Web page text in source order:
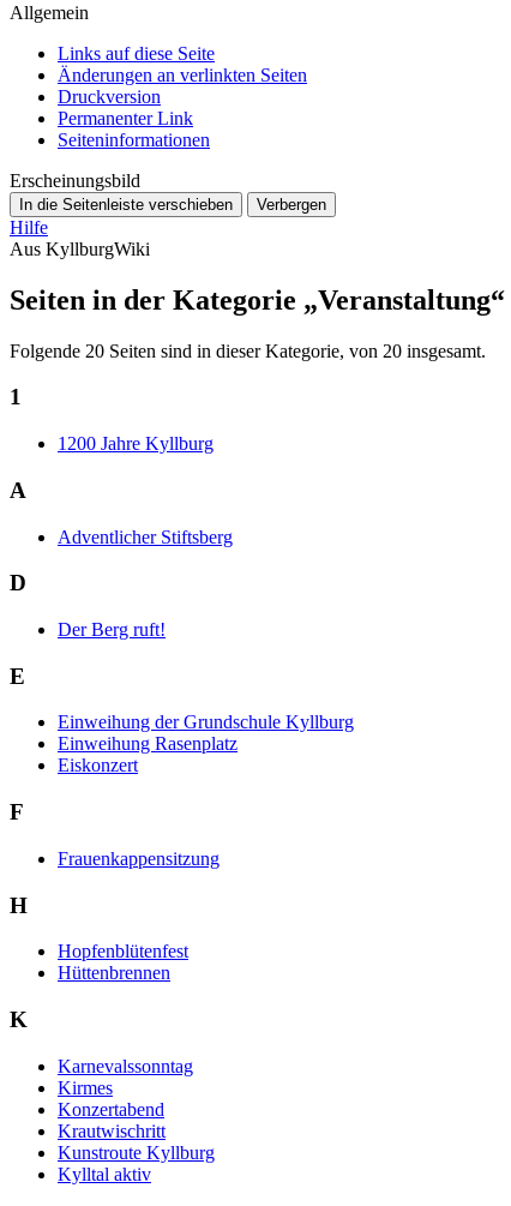
Allgemein
Links auf diese Seite
Änderungen an verlinkten Seiten
Druckversion
Permanenter Link
Seiten­­informationen
Erscheinungsbild
In die Seitenleiste verschieben Verbergen
Hilfe
Aus KyllburgWiki
Seiten in der Kategorie „Veranstaltung“
Folgende 20 Seiten sind in dieser Kategorie, von 20 insgesamt.
1
1200 Jahre Kyllburg
A
Adventlicher Stiftsberg
D
Der Berg ruft!
E
Einweihung der Grundschule Kyllburg
Einweihung Rasenplatz
Eiskonzert
F
Frauenkappensitzung
H
Hopfenblütenfest
Hüttenbrennen
K
Karnevalssonntag
Kirmes
Konzertabend
Krautwischritt
Kunstroute Kyllburg
Kylltal aktiv